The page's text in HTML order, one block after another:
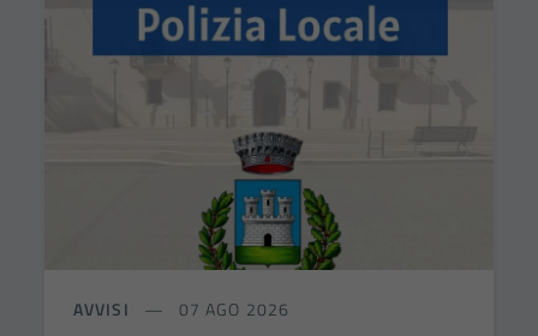
AVVISI 07 AGO 2026